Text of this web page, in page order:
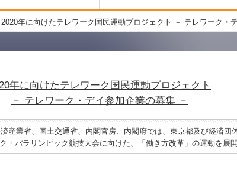
年に向けたテレワーク国民運動プロジェクト － テレワーク・
年に向けたテレワーク国民運動プロジェクト
－ テレワーク・デイ参加企業の募集 －
産業省、国土交通省、内閣官房、内閣府では、東京都及び経済団
・パラリンピック競技大会に向けた、「働き方改革」の運動を展開